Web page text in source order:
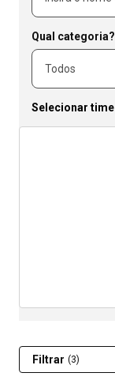
Qual categoria?
Selecionar time
Filtrar (3)